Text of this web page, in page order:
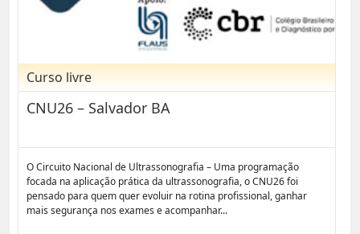
Curso livre
CNU26 – Salvador BA
O Circuito Nacional de Ultrassonografia – Uma programação
focada na aplicação prática da ultrassonografia, o CNU26 foi
pensado para quem quer evoluir na rotina profissional, ganhar
mais segurança nos exames e acompanhar...